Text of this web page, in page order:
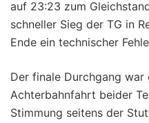
auf 23:23 zum
schneller Sieg der TG in
Ende ein technischer
Der finale Durchgang
Achterbahnfahrt beider
Stimmung seitens der